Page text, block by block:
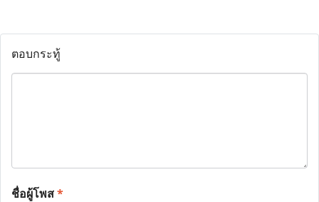
ตอบกระทู้
ชื่อผู้โพส*